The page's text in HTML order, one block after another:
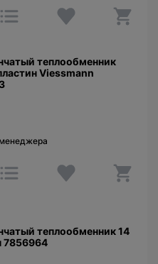
теплообменник
Viessmann
теплообменник 14
7856964